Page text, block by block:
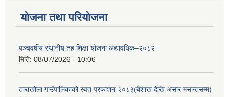
योजना तथा परियोजना
पञ्चवर्षीय स्थानीय तह शिक्षा योजना अद्यावधिक–२०८२
मिति: 08/07/2026 - 10:06
ताराखोला गाउँपालिकाको स्वत प्रकाशन २०८३(बैशाख देखि असार मसान्तसम्म)